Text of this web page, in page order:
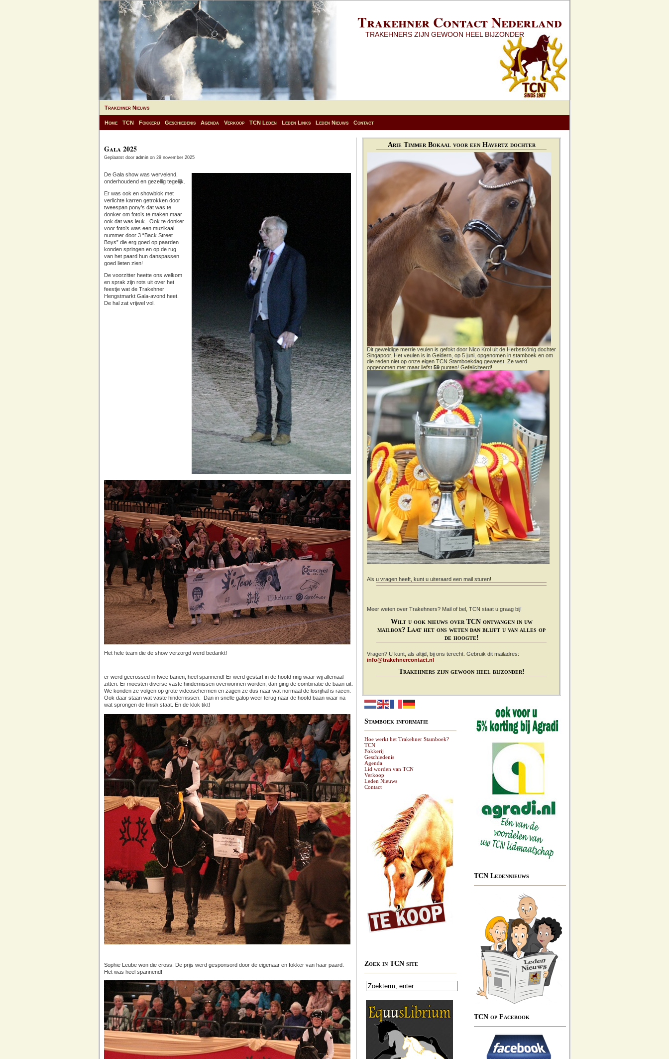
Trakehner Contact Nederland
TRAKEHNERS ZIJN GEWOON HEEL BIJZONDER
Trakehner Nieuws
Home TCN Fokkerij Geschiedenis Agenda Verkoop TCN Leden Leden Links Leden Nieuws Contact
Gala 2025
Geplaatst door admin on 29 november 2025
De Gala show was wervelend,
onderhoudend en gezellig tegelijk.
Er was ook en showblok met
verlichte karren getrokken door
tweespan pony’s dat was te
donker om foto’s te maken maar
ook dat was leuk. Ook te donker
voor foto’s was een muzikaal
nummer door 3 “Back Street
Boys” die erg goed op paarden
konden springen en op de rug
van het paard hun danspassen
goed lieten zien!
De voorzitter heette ons welkom
en sprak zijn rots uit over het
feestje wat de Trakehner
Hengstmarkt Gala-avond heet.
De hal zat vrijwel vol.
Het hele team die de show verzorgd werd bedankt!
er werd gecrossed in twee banen, heel spannend! Er werd gestart in de hoofd ring waar wij allemaal
zitten. Er moesten diverse vaste hindernissen overwonnen worden, dan ging de combinatie de baan uit.
We konden ze volgen op grote videoschermen en zagen ze dus naar wat normaal de losrijhal is racen.
Ook daar staan wat vaste hindernissen. Dan in snelle galop weer terug naar de hoofd baan waar na
wat sprongen de finish staat. En de klok tikt!
Sophie Leube won die cross. De prijs werd gesponsord door de eigenaar en fokker van haar paard.
Het was heel spannend!
Arie Timmer Bokaal voor een Havertz dochter
Dit geweldige merrie veulen is gefokt door Nico Krol uit de Herbstkönig dochter
Singapoor. Het veulen is in Geldern, op 5 juni, opgenomen in stamboek en om
die reden niet op onze eigen TCN Stamboekdag geweest. Ze werd
opgenomen met maar liefst 59 punten! Gefeliciteerd!
Als u vragen heeft, kunt u uiteraard een mail sturen!
Meer weten over Trakehners? Mail of bel, TCN staat u graag bij!
Wilt u ook nieuws over TCN ontvangen in uw
mailbox? Laat het ons weten dan blijft u van alles op
de hoogte!
Vragen? U kunt, als altijd, bij ons terecht. Gebruik dit mailadres:
info@trakehnercontact.nl
Trakehners zijn gewoon heel bijzonder!
Stamboek informatie
Hoe werkt het Trakehner Stamboek?
TCN
Fokkerij
Geschiedenis
Agenda
Lid worden van TCN
Verkoop
Leden Nieuws
Contact
Zoek in TCN site
TCN Ledennieuws
TCN op Facebook